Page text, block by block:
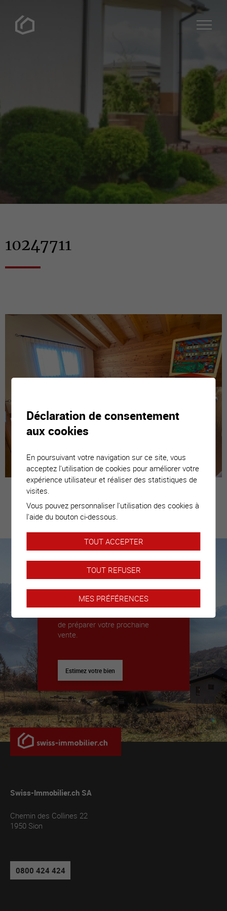
10247711
Estimez votre
bien
Nous sommes là pour vous
Nous déléguerons un expert pour
de préparer votre prochaine
vente.
Estimez votre bien
Swiss-Immobilier.ch SA
Chemin des Collines 22
1950 Sion
0800 424 424
Déclaration de consentement
aux cookies
En poursuivant votre navigation sur ce site, vous
acceptez l'utilisation de cookies pour améliorer votre
expérience utilisateur et réaliser des statistiques de
visites.
Vous pouvez personnaliser l'utilisation des cookies à
l'aide du bouton ci-dessous.
TOUT ACCEPTER
TOUT REFUSER
MES PRÉFÉRENCES